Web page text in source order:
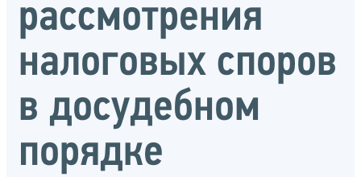
рассмотрения
налоговых споров
в досудебном
порядке